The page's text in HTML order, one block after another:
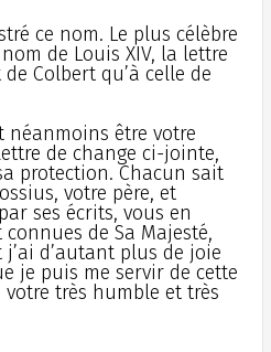
ce nom. Le plus célèbre
de Louis XIV, la lettre
Colbert qu’à celle de
néanmoins être votre
de change ci-jointe,
protection. Chacun sait
votre père, et
ses écrits, vous en
de Sa Majesté,
d’autant plus de joie
je puis me servir de cette
très humble et très